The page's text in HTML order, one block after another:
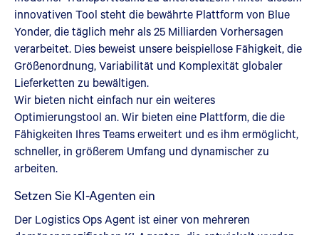
innovativen Tool steht die bewährte Plattform von Blue
Yonder, die täglich mehr als 25 Milliarden Vorhersagen
verarbeitet. Dies beweist unsere beispiellose Fähigkeit, die
Größenordnung, Variabilität und Komplexität globaler
Lieferketten zu bewältigen.
Wir bieten nicht einfach nur ein weiteres
Optimierungstool an. Wir bieten eine Plattform, die die
Fähigkeiten Ihres Teams erweitert und es ihm ermöglicht,
schneller, in größerem Umfang und dynamischer zu
arbeiten.
Setzen Sie KI-Agenten ein
Der Logistics Ops Agent ist einer von mehreren